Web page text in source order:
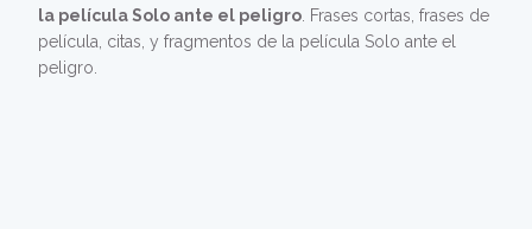
la película Solo ante el peligro . Frases cortas, frases de
película, citas, y fragmentos de la película Solo ante el
peligro.